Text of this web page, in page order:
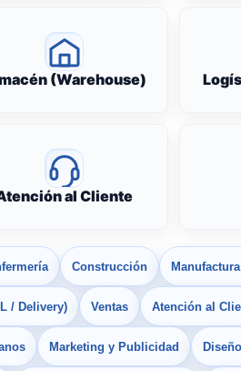
(Warehouse)
al Cliente
Construcción
/ Delivery) Ventas Atención al
Marketing y Publicidad